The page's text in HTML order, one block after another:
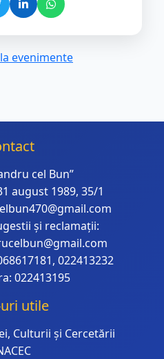
evenimente
cel Bun”
august 1989, 35/1
și reclamații:
022413232
022413195
utile
Culturii și Cercetării